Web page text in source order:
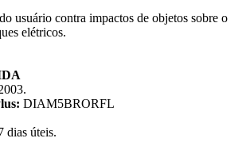
usuário contra impactos de objetos sobre o
elétricos.
DIAM5BRORFL
dias úteis.